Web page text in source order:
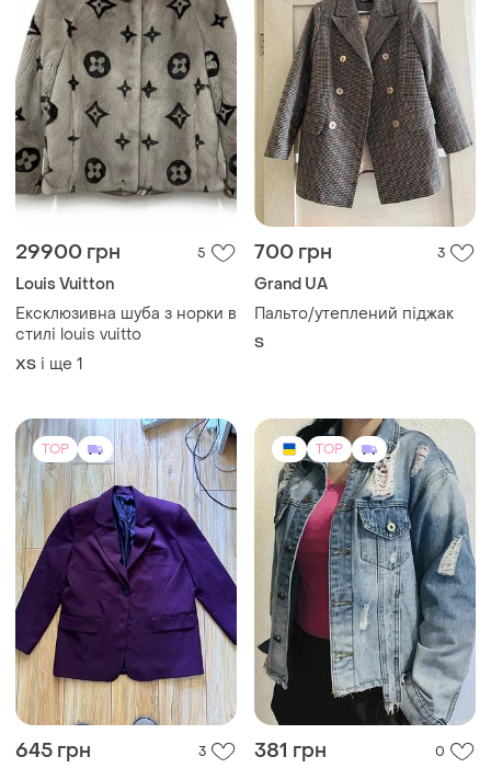
29900 грн 5
Louis Vuitton
Ексклюзивна шуба з норки в
стилі louis vuitto
ХS і ще 1
700 грн 3
Grand UA
Пальто/утеплений піджак
S
TOP
645 грн 3
TOP
381 грн 0